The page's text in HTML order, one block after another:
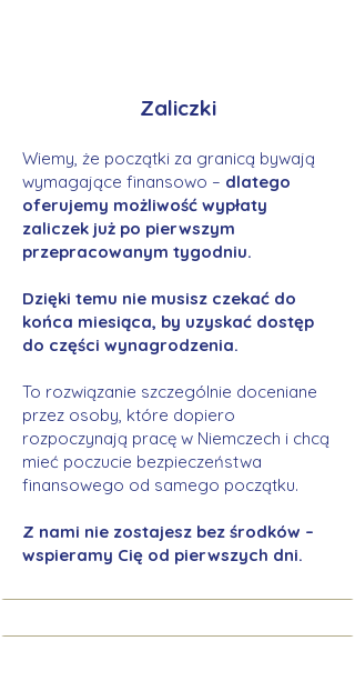
Zaliczki
Wiemy, że początki za granicą bywają
wymagające finansowo – dlatego
oferujemy możliwość wypłaty
zaliczek już po pierwszym
przepracowanym tygodniu.
Dzięki temu nie musisz czekać do
końca miesiąca, by uzyskać dostęp
do części wynagrodzenia.
To rozwiązanie szczególnie doceniane
przez osoby, które dopiero
rozpoczynają pracę w Niemczech i chcą
mieć poczucie bezpieczeństwa
finansowego od samego początku.
Z nami nie zostajesz bez środków –
wspieramy Cię od pierwszych dni.